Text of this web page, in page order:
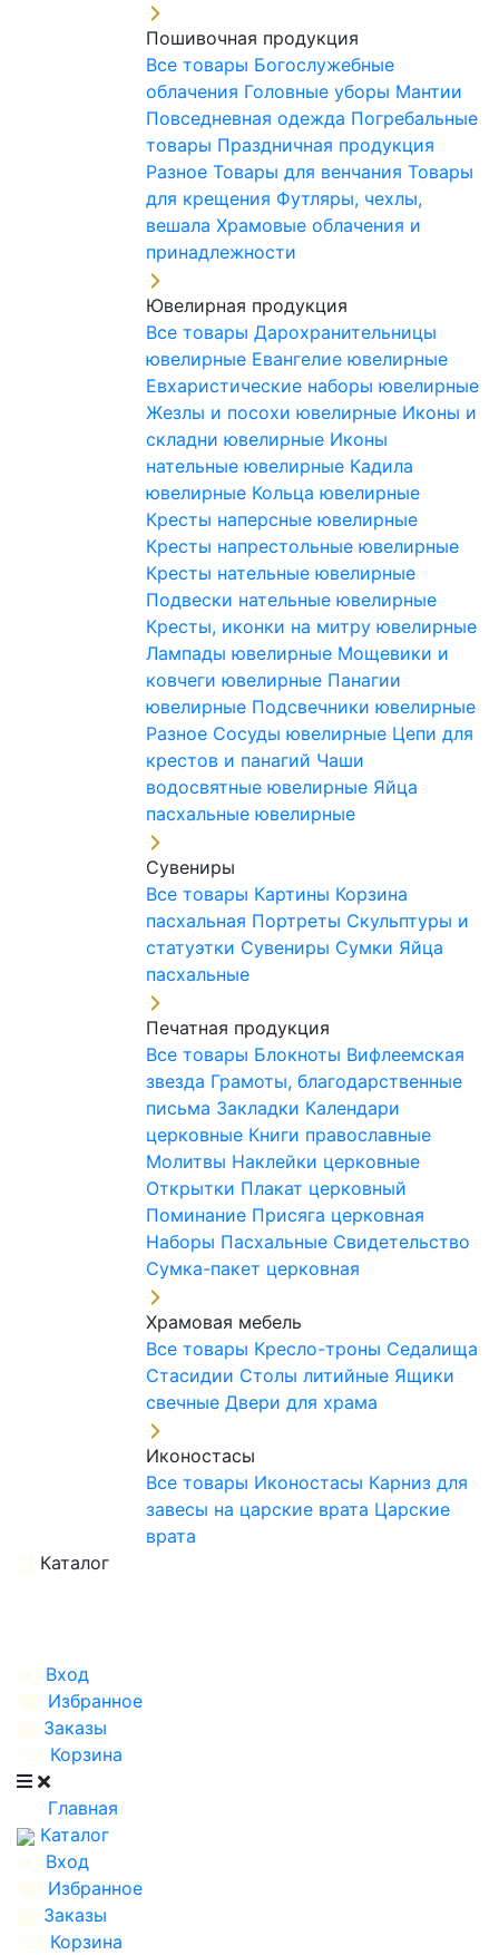
Пошивочная продукция
Все товары Богослужебные
облачения Головные уборы Мантии
Повседневная одежда Погребальные
товары Праздничная продукция
Разное Товары для венчания Товары
для крещения Футляры, чехлы,
вешала Храмовые облачения и
принадлежности
Ювелирная продукция
Все товары Дарохранительницы
ювелирные Евангелие ювелирные
Евхаристические наборы ювелирные
Жезлы и посохи ювелирные Иконы и
складни ювелирные Иконы
нательные ювелирные Кадила
ювелирные Кольца ювелирные
Кресты наперсные ювелирные
Кресты напрестольные ювелирные
Кресты нательные ювелирные
Подвески нательные ювелирные
Кресты, иконки на митру ювелирные
Лампады ювелирные Мощевики и
ковчеги ювелирные Панагии
ювелирные Подсвечники ювелирные
Разное Сосуды ювелирные Цепи для
крестов и панагий Чаши
водосвятные ювелирные Яйца
пасхальные ювелирные
Сувениры
Все товары Картины Корзина
пасхальная Портреты Скульптуры и
статуэтки Сувениры Сумки Яйца
пасхальные
Печатная продукция
Все товары Блокноты Вифлеемская
звезда Грамоты, благодарственные
письма Закладки Календари
церковные Книги православные
Молитвы Наклейки церковные
Открытки Плакат церковный
Поминание Присяга церковная
Наборы Пасхальные Свидетельство
Сумка-пакет церковная
Храмовая мебель
Все товары Кресло-троны Седалища
Стасидии Столы литийные Ящики
свечные Двери для храма
Иконостасы
Все товары Иконостасы Карниз для
завесы на царские врата Царские
врата
Каталог
Вход
Избранное
Заказы
Корзина
Главная
Каталог
Вход
Избранное
Заказы
Корзина